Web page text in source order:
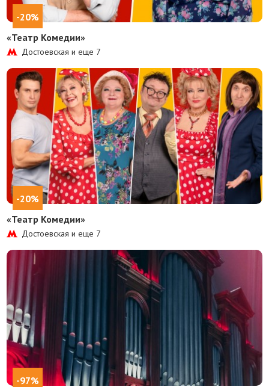
-20%
«Театр Комедии»
Достоевская и еще 7
-20%
«Театр Комедии»
Достоевская и еще 7
-97%